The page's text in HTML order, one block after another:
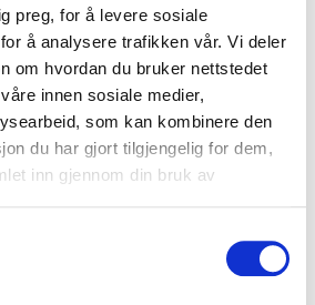
preg, for å levere sosiale
å analysere trafikken vår. Vi deler
om hvordan du bruker nettstedet
innen sosiale medier,
som kan kombinere den
du har gjort tilgjengelig for dem,
inn gjennom din bruk av
Kjøp & Hent
& Hent i ditt varehus.
LES MER
har også kjøpt